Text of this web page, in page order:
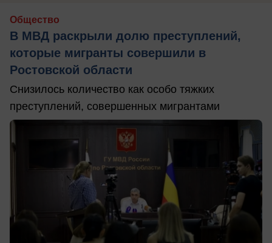
Общество
В МВД раскрыли долю преступлений,
которые мигранты совершили в
Ростовской области
Снизилось количество как особо тяжких
преступлений, совершенных мигрантами